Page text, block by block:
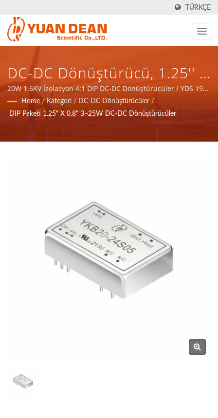
TÜRKÇE
DC-DC Dönüştürücü, 1.25'' X
0.8'' Boyut, 4:1 Geniş Aralık
Giriş, 24PIN DIL Paket, Tek &
| YUAN DEAN SCIENTIFIC
CO., LTD.
20W 1.6KV İzolasyon 4:1 DIP DC-DC Dönüştürücüler / YDS 1990
yılında Tayvan'ın Tainan şehrinde kurulmuştur ve fabrikamız
Ho Mao elektronik 1995 yılında Çin'in Xiamen şehrinde
Home / Kategori / DC-DC Dönüştürücüler /
DIP Paketi 1.25" X 0.8" 3~25W DC-DC Dönüştürücüler